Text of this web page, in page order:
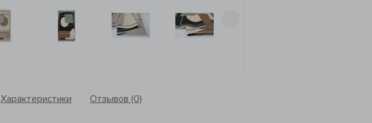
Характеристики Отзывов (0)